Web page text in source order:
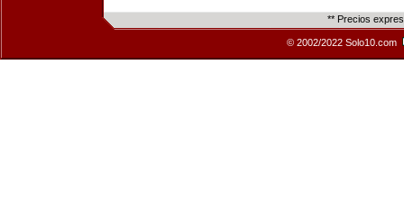
** Precios
© 2002/2022 Solo10.com